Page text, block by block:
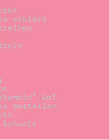
erklärt
Up!
bestellen